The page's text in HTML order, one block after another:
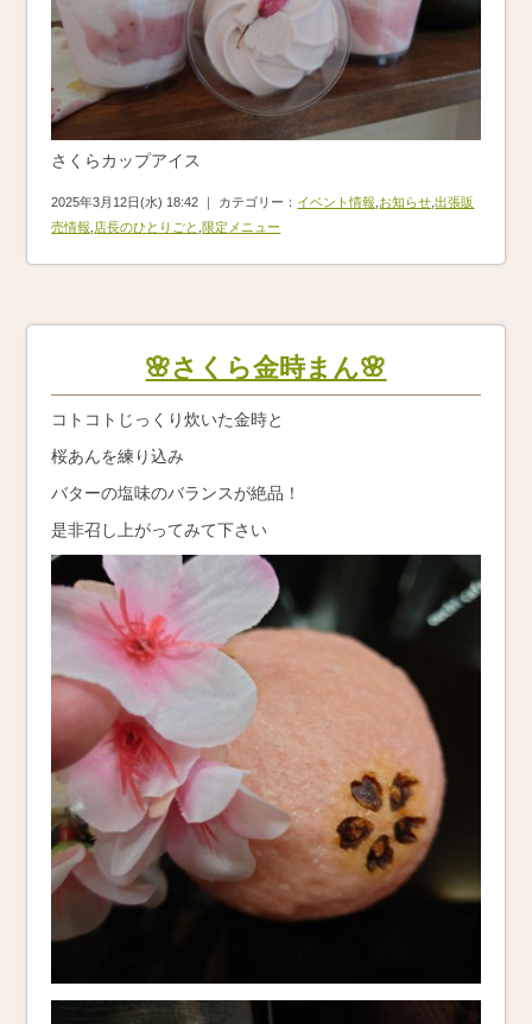
さくらカップアイス
2025年3月12日(水) 18:42 ｜ カテゴリー： イベント情報 お知らせ ,出張販
売情報 店長のひとりごと ,限定メニュー
🌸さくら金時まん🌸
コトコトじっくり炊いた金時と
桜あんを練り込み
バターの塩味のバランスが絶品！
是非召し上がってみて下さい